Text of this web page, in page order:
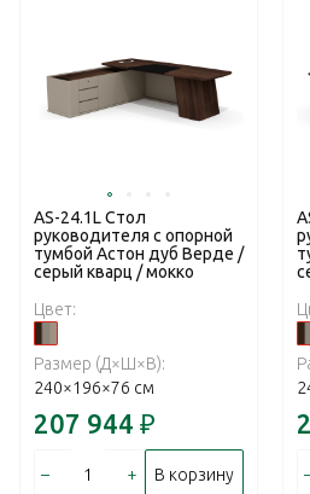
AS-24.1L Стол
руководителя с опорной
тумбой Астон дуб Верде /
серый кварц / мокко
Цвет:
Размер (Д×Ш×В):
240×196×76 см
207 944 ₽
– + В корзину